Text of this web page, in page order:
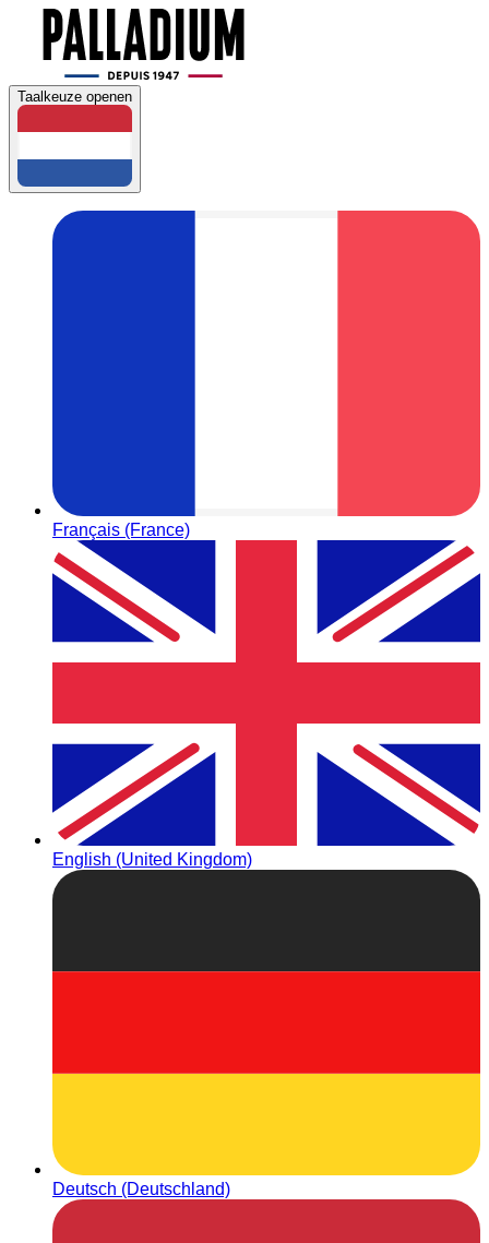
Taalkeuze openen
Français (France)
English (United Kingdom)
Deutsch (Deutschland)